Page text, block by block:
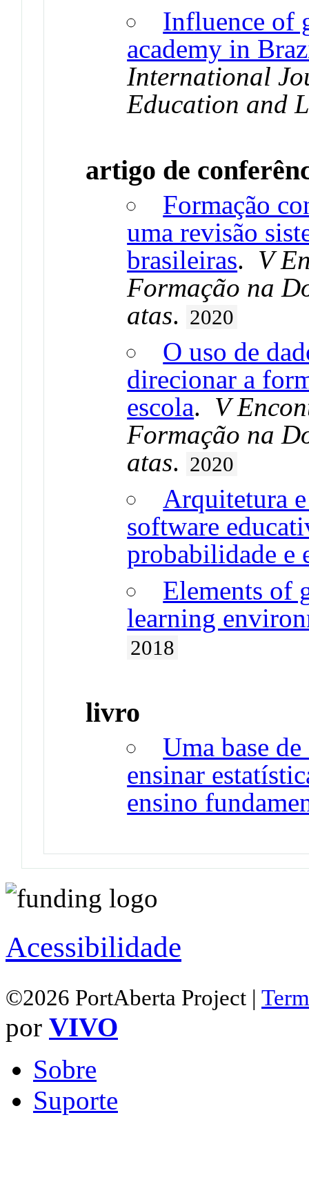
Influence of
academy in
International
Education and
artigo de
Formação
uma revisão
brasileiras. V
Formação na
atas. 2020
O uso de
direcionar a
escola. V
Formação na
atas. 2020
Arquitetura
software
probabilidade e
Elements of
learning
2018
livro
Uma base
ensinar
ensino
Acessibilidade
©2026 PortAberta Project |
por VIVO
Sobre
Suporte